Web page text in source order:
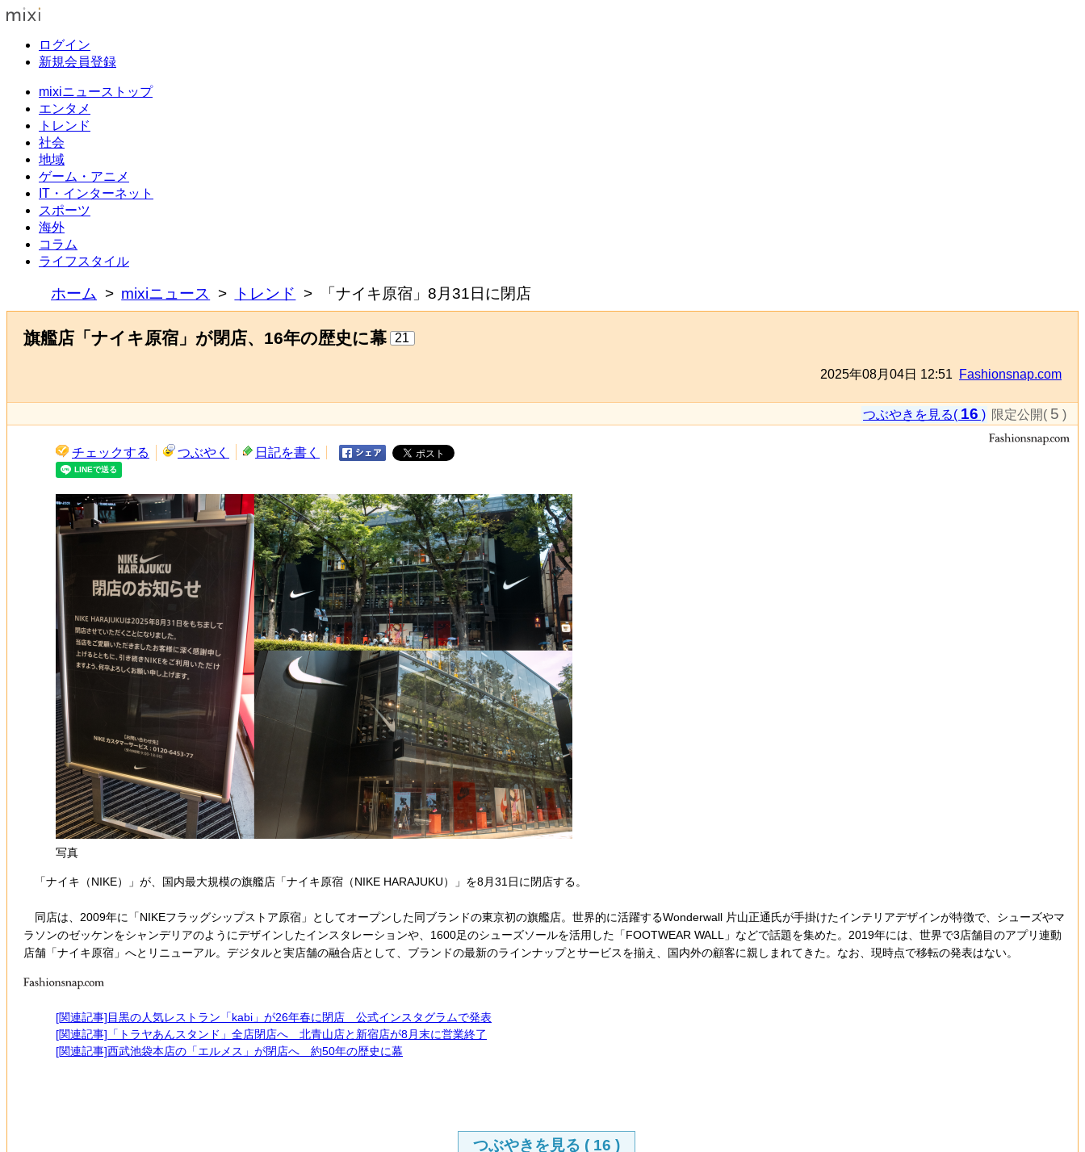
ログイン
新規会員登録
mixiニューストップ
エンタメ
トレンド
社会
地域
ゲーム・アニメ
IT・インターネット
スポーツ
海外
コラム
ライフスタイル
ホーム mixiニュース トレンド 「ナイキ原宿」8月31日に閉店
旗艦店「ナイキ原宿」が閉店、16年の歴史に幕 21
2025年08月04日 12:51 Fashionsnap.com
つぶやきを見る( 16 ) 限定公開( 5 )
チェックする つぶやく 日記を書く
写真
「ナイキ（NIKE）」が、国内最大規模の旗艦店「ナイキ原宿（NIKE HARAJUKU）」を8月31日に閉店する。
同店は、2009年に「NIKEフラッグシップストア原宿」としてオープンした同ブランドの東京初の旗艦店。世界的に活躍するWonderwall 片山正通氏が手掛けたインテリアデザインが特徴で、シューズやマ
ラソンのゼッケンをシャンデリアのようにデザインしたインスタレーションや、1600足のシューズソールを活用した「FOOTWEAR WALL」などで話題を集めた。2019年には、世界で3店舗目のアプリ連動
店舗「ナイキ原宿」へとリニューアル。デジタルと実店舗の融合店として、ブランドの最新のラインナップとサービスを揃え、国内外の顧客に親しまれてきた。なお、現時点で移転の発表はない。
[関連記事]目黒の人気レストラン「kabi」が26年春に閉店 公式インスタグラムで発表
[関連記事]「トラヤあんスタンド」全店閉店へ 北青山店と新宿店が8月末に営業終了
[関連記事]西武池袋本店の「エルメス」が閉店へ 約50年の歴史に幕
つぶやきを見る ( 16 )